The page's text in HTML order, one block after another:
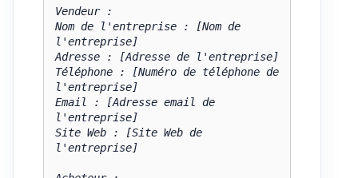
Vendeur :
Nom de l'entreprise : [Nom de
l'entreprise]
Adresse : [Adresse de l'entreprise]
Téléphone : [Numéro de téléphone de
l'entreprise]
Email : [Adresse email de
l'entreprise]
Site Web : [Site Web de
l'entreprise]